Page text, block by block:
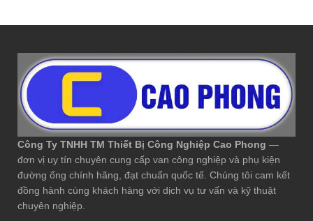
Công Ty TNHH TM Thiết Bị Công Nghiệp Cao Phong —
đơn vị uy tín chuyên cung cấp van công nghiệp và phụ kiện
đường ống chính hãng, đạt chuẩn quốc tế. Chúng tôi cam kết
đồng hành cùng khách hàng với dịch vụ tư vấn và kỹ thuật
chuyên nghiệp.